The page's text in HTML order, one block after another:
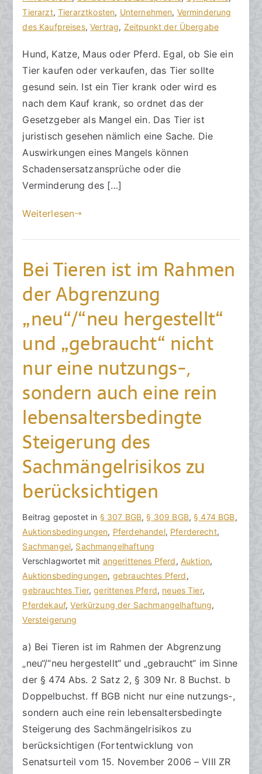
h
t
a
n
w
ä
l
e
f
f
n
t
l
i
c
t
a
m
1
.
b
r
u
0
2
Tierarzt,Tierarztkosten, Unternehmen, Verminderung
des Kaufpreises,Vertrag, Zeitpunkt der Übergabe
t
a
e
zu
Wenn
das
Tier
Kauf
krank
ist
Hund, Katze, Maus oder Pferd. Egal, ob Sie ein
Tier kaufen oder verkaufen, das Tier sollte
gesund sein. Ist ein Tier krank oder wird es
nach dem Kauf krank, so ordnet das der
Gesetzgeber als Mangel ein. Das Tier ist
juristisch gesehen nämlich eine Sache. Die
Auswirkungen eines Mangels können
Schadensersatzansprüche oder die
Verminderung des […]
Weiterlesen
Bei Tieren ist im Rahmen
der Abgrenzung
„neu“/“neu hergestellt“
und „gebraucht“ nicht
nur eine nutzungs-,
sondern auch eine rein
lebensaltersbedingte
Steigerung des
Sachmängelrisikos zu
berücksichtigen
V
o
n
h
o
r
a
k
e
c
h
t
w
ä
B
e
i
t
r
a
g
v
r
ö
f
f
l
i
Beitrag gepostet in § 307 BGB,§ 309 BGB,§ 474 BGB,
Auktionsbedingungen, Pferdehandel, Pferderecht,
Sachmangel, Sachmangelhaftung
Verschlagwortet mit angerittenes Pferd, Auktion,
Auktionsbedingungen, gebrauchtes Pferd,
gebrauchtes Tier,gerittenes Pferd, neues Tier,
Pferdekauf,Verkürzung der Sachmangelhaftung,
Versteigerung
K
e
i
n
e
K
o
m
e
n
t
a
zu
Bei
Tieren
a) Bei Tieren ist im Rahmen der Abgrenzung
„neu“/“neu hergestellt“ und „gebraucht“ im Sinne
der § 474 Abs. 2 Satz 2, § 309 Nr. 8 Buchst. b
Doppelbuchst. ff BGB nicht nur eine nutzungs-,
sondern auch eine rein lebensaltersbedingte
Steigerung des Sachmängelrisikos zu
berücksichtigen (Fortentwicklung von
Senatsurteil vom 15. November 2006 – VIII ZR